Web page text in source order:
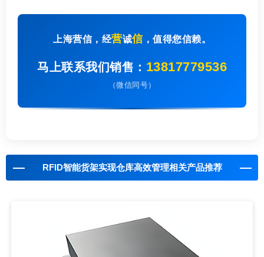
上海营信，经营诚信，值得您信赖。
马上联系我们销售： 13817779536
（微信同号）
RFID智能货架实现仓库高效管理相关产品推荐